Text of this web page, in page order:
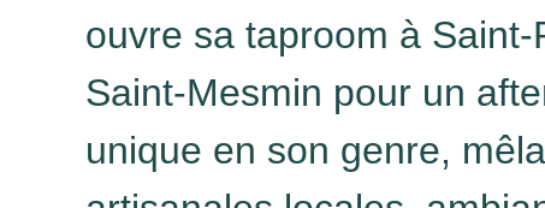
ouvre sa taproom à Saint-
Saint-Mesmin pour un
unique en son genre,